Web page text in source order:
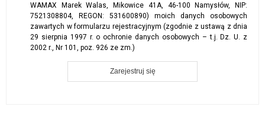
WAMAX Marek Walas, Mikowice 41A, 46-100 Namysłów, NIP:
7521308804, REGON: 531600890) moich danych osobowych
zawartych w formularzu rejestracyjnym (zgodnie z ustawą z dnia
29 sierpnia 1997 r. o ochronie danych osobowych – t.j. Dz. U. z
2002 r., Nr 101, poz. 926 ze zm.)